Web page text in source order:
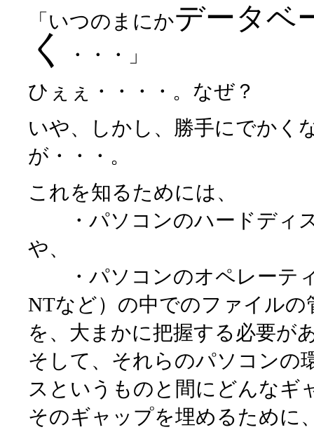
「いつのまにかデータベ
く
・・・」
ひぇぇ・・・・。なぜ？
いや、しかし、勝手にでかく
が・・・。
これを知るためには、
・パソコンのハードディス
や、
・パソコンのオペレーティ
NTなど）の中でのファイルの
を、大まかに把握する必要が
そして、それらのパソコンの
スというものと間にどんなギ
そのギャップを埋めるために